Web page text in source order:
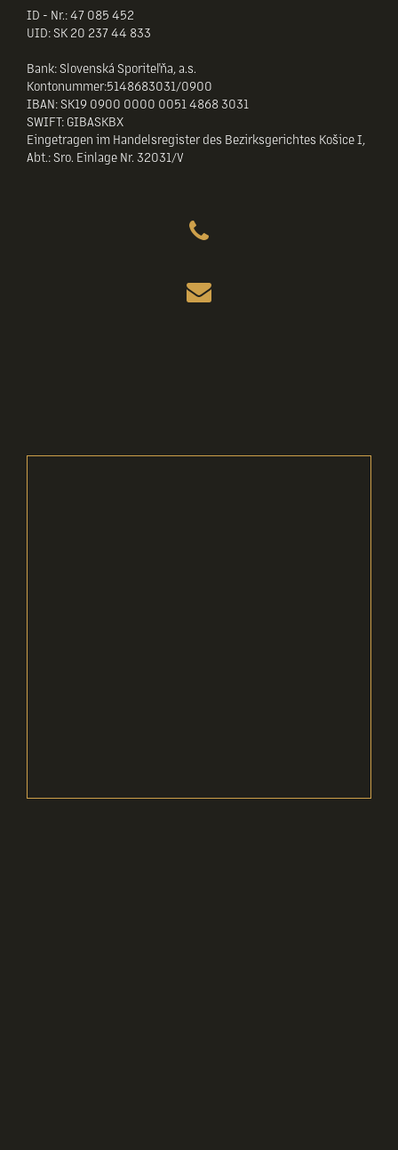
ID - Nr.: 47 085 452
UID: SK 20 237 44 833
Bank: Slovenská Sporiteľňa, a.s.
Kontonummer:5148683031/0900
IBAN: SK19 0900 0000 0051 4868 3031
SWIFT: GIBASKBX
Eingetragen im Handelsregister des Bezirksgerichtes Košice I,
Abt.: Sro. Einlage Nr. 32031/V